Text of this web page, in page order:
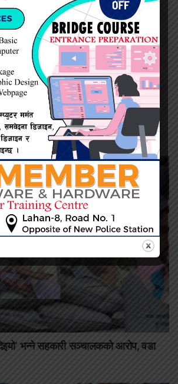
नेत्र दैनिक
भन्ने सहकारी सञ्चालकको आरोप, वडा